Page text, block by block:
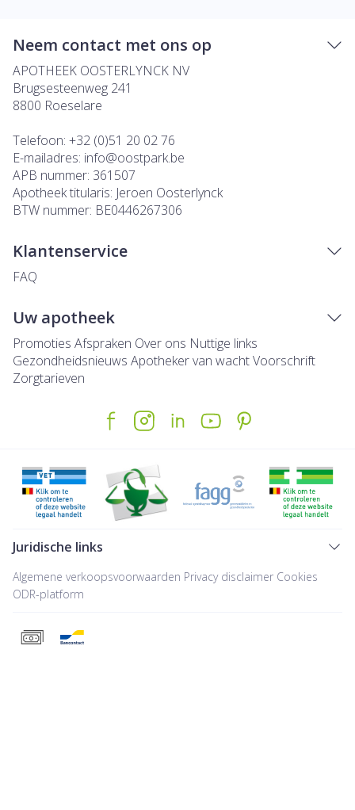
Neem contact met ons op
APOTHEEK OOSTERLYNCK NV
Brugsesteenweg 241
8800 Roeselare
Telefoon: +32 (0)51 20 02 76
E-mailadres: info@oostpark.be
APB nummer: 361507
Apotheek titularis: Jeroen Oosterlynck
BTW nummer: BE0446267306
Klantenservice
FAQ
Uw apotheek
Promoties Afspraken Over ons Nuttige links
Gezondheidsnieuws Apotheker van wachtVoorschrift
Zorgtarieven
Juridische links
Algemene verkoopsvoorwaarden Privacy disclaimer Cookies
ODR-platform